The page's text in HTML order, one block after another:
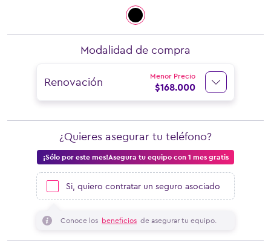
Modalidad de compra
Renovación Menor Precio
$168.000
¡Sólo por este mes!Asegura tu equipo con 1 mes gratis
¿Quieres asegurar tu teléfono?
Si, quiero contratar un seguro asociado
Conoce los beneficios de asegurar tu equipo.